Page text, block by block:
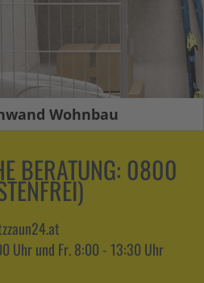
Wohnbau
BERATUNG: 0800
Uhr und Fr. 8:00 - 13:30 Uhr